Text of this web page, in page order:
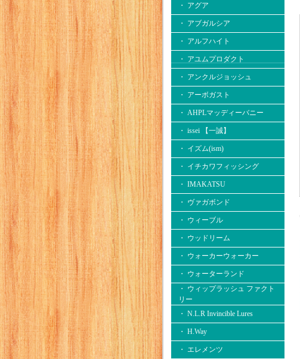
・ アグア
・ アブガルシア
・ アルフハイト
・ アユムプロダクト
・ アンクルジョッシュ
・ アーボガスト
・ AHPLマッディーバニー
・ issei 【一誠】
・ イズム(ism)
・ イチカワフィッシング
・ IMAKATSU
・ ヴァガボンド
・ ウィーブル
・ ウッドリーム
・ ウォーカーウォーカー
・ ウォーターランド
・ ウィップラッシュ ファクト
リー
・ N.L.R Invincible Lures
・ H.Way
・ エレメンツ